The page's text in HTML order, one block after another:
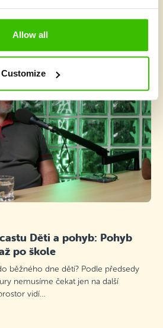
Allow all
Customize
nového
Děti a pohyb: Pohyb
po škole
běžného dne dětí? Podle předsedy
nemusíme čekat jen na další
vidí…